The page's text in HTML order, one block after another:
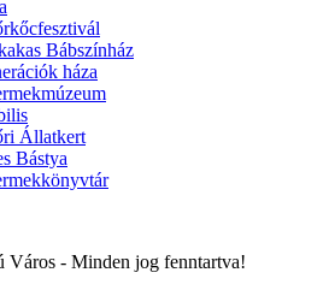
Bábszínház
háza
Állatkert
Bástya
- Minden jog fenntartva!